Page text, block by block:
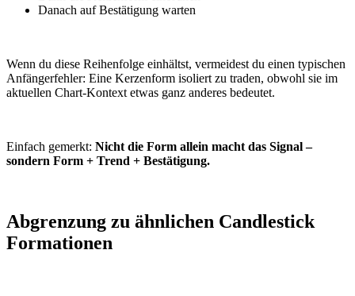
Danach auf Bestätigung warten
Wenn du diese Reihenfolge einhältst, vermeidest du einen typischen
Anfängerfehler: Eine Kerzenform isoliert zu traden, obwohl sie im
aktuellen Chart-Kontext etwas ganz anderes bedeutet.
Einfach gemerkt: Nicht die Form allein macht das Signal –
sondern Form + Trend + Bestätigung.
Abgrenzung zu ähnlichen Candlestick
Formationen